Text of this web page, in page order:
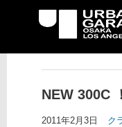
UG ク
ッジ専
NEW 300C
2011年2月3日 ク